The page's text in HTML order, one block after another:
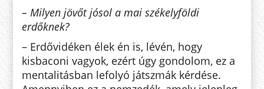
– Milyen jövőt jósol a mai székely­földi
erdőknek?
– Erdővidéken élek én is, lévén, hogy
kisbaconi vagyok, ezért úgy gon­dolom, ez a
mentalitásban le­fo­lyó játszmák kérdése.